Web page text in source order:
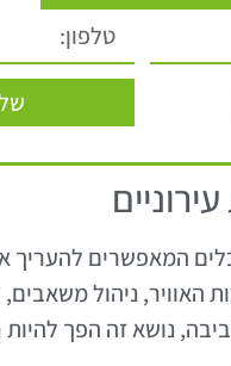
המאפשרים
האוויר, ניהול
נושא זה הפך להיות